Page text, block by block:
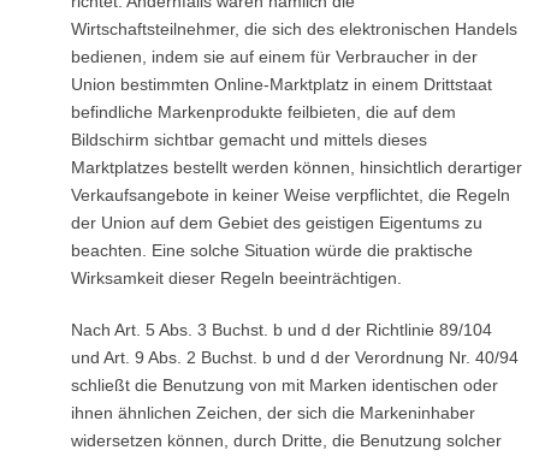
Wirtschaftsteilnehmer, die sich des elektronischen Handels
bedienen, indem sie auf einem für Verbraucher in der
Union bestimmten Online-Marktplatz in einem Drittstaat
befindliche Markenprodukte feilbieten, die auf dem
Bildschirm sichtbar gemacht und mittels dieses
Marktplatzes bestellt werden können, hinsichtlich derartiger
Verkaufsangebote in keiner Weise verpflichtet, die Regeln
der Union auf dem Gebiet des geistigen Eigentums zu
beachten. Eine solche Situation würde die praktische
Wirksamkeit dieser Regeln beeinträchtigen.
Nach Art. 5 Abs. 3 Buchst. b und d der Richtlinie 89/104
und Art. 9 Abs. 2 Buchst. b und d der Verordnung Nr. 40/94
schließt die Benutzung von mit Marken identischen oder
ihnen ähnlichen Zeichen, der sich die Markeninhaber
widersetzen können, durch Dritte, die Benutzung solcher